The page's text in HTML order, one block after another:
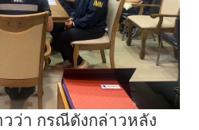
วว่า กรณีดังกล่าวหลัง